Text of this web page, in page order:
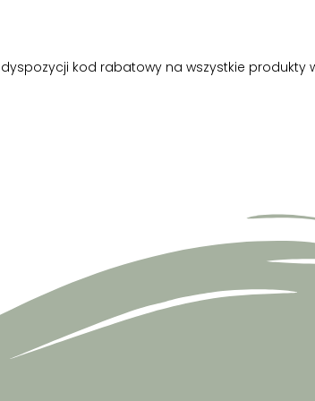
kod rabatowy na wszystkie produkty